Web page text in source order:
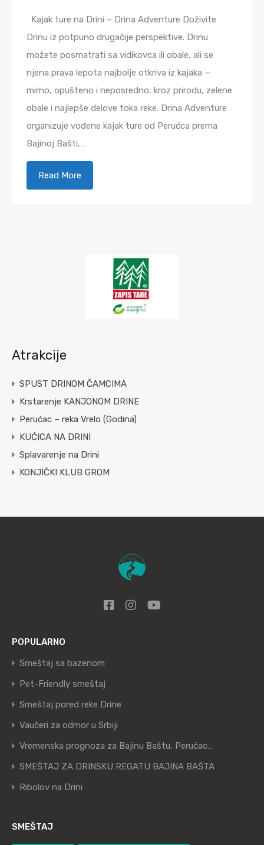
Kajak ture na Drini – Drina Adventure Doživite
Drinu iz potpuno drugačije perspektive. Drinu
možete posmatrati sa vidikovca ili obale, ali se
njena prava lepota najbolje otkriva iz kajaka —
mirno, opušteno i neposredno, kroz prirodu, zelene
obale i najlepše delove toka reke. Drina Adventure
organizuje vođene kajak ture od Perućca prema
Bajinoj Bašti,…
Read More
Atrakcije
SPUST DRINOM ČAMCIMA
Krstarenje KANJONOM DRINE
Perućac – reka Vrelo (Godina)
KUĆICA NA DRINI
Splavarenje na Drini
KONJIČKI KLUB GROM
POPULARNO
Smeštaj sa bazenom
Pet-Friendly smeštaj
Smeštaj pored reke Drine
Vaučeri za odmor u Srbiji
Vremenska prognoza za Bajinu Baštu, Perućac…
SMEŠTAJ ZA DRINSKU REGATU BAJINA BAŠTA
Ribolov na Drini
SMEŠTAJ